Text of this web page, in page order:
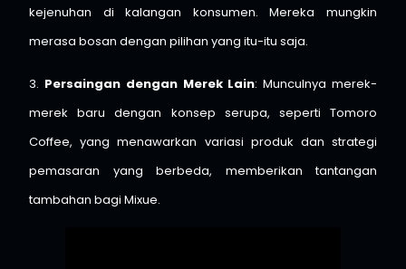
kejenuhan di kalangan konsumen. Mereka mungkin
merasa bosan dengan pilihan yang itu-itu saja. ​
3. Persaingan dengan Merek Lain: Munculnya merek-
merek baru dengan konsep serupa, seperti Tomoro
Coffee, yang menawarkan variasi produk dan strategi
pemasaran yang berbeda, memberikan tantangan
tambahan bagi Mixue. ​